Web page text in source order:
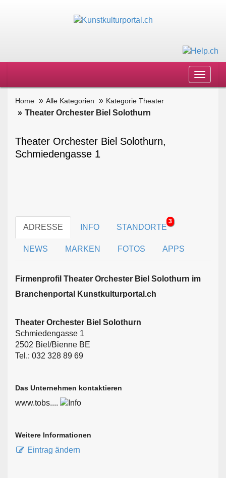
Toggle
Home Alle Kategorien Kategorie Theater
Theater Orchester Biel Solothurn
Theater Orchester Biel Solothurn,
Schmiedengasse 1
ADRESSE INFO STANDORTE
3
NEWS MARKEN FOTOS APPS
Firmen­profil Theater Orchester Biel Solothurn im
Branchen­portal Kunstkulturportal.ch
Theater Orchester Biel Solothurn
Schmiedengasse 1
2502 Biel/Bienne BE
Tel.: 032 328 89 69
Das Unternehmen kontaktieren
www.tobs....
Weitere Informationen
Eintrag ändern